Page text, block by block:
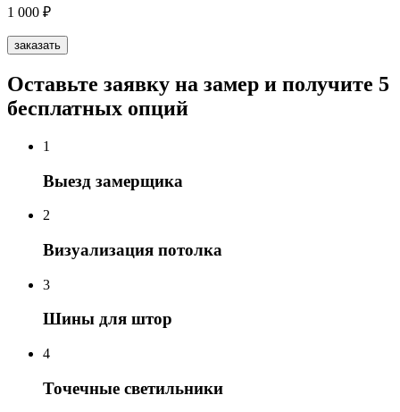
1 000 ₽
заказать
Оставьте заявку на замер и получите 5
бесплатных опций
1
Выезд замерщика
2
Визуализация потолка
3
Шины для штор
4
Точечные светильники